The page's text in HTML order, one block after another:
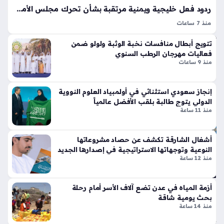
تين
نتا
ج
ي
تي
وبر
سب
ورت
تك
سر
قوا
عد
الت
ص
مي
م
ص
ح
ي
منذ
عة
واح
دة
ال
س
عو
دي
ة
ض
ردود فعل خليجية ويمنية مرتقبة بشأن تحرك مجلس الأمن ضد تصعيد الحوثيين
منذ 7 ساعات
أدان فيه هجمات الحوثيين ضد السعودية والسفن التجارية، وهو
موقف يمثل جوهر ردود الفعل الإقليمية على {الكلمة المفتاحية}
تتويج أبطال منافسات نخبة الوثبة ولولو ضمن
فعاليات مهرجان الرطب السنوي
منذ 9 ساعات
إنجاز سعودي استثنائي في أولمبياد العلوم النووية
الدولي يتوج طالبة بلقب الأفضل عالمياً
منذ 11 ساعة
أشغال الشارقة تكشف عن حصاد مشروعاتها
النوعية وتوجهاتها الاستراتيجية في إصدارها الجديد
منذ 12 ساعة
أزمة المياه في عدن تضع آلاف الأسر أمام رحلة
بحث يومية شاقة
منذ 14 ساعة